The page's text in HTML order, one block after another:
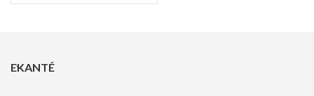
EKANTÉ